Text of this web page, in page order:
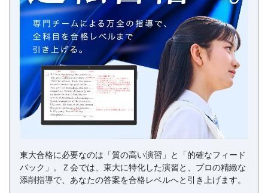
東大合格に必要なのは「質の高い演習」と「的確なフィード
バック」。Ｚ会では、東大に特化した演習と、プロの精緻な
添削指導で、あなたの答案を合格レベルへと引き上げます。